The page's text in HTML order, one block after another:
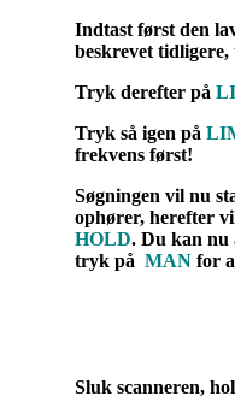
Indtast først den
beskrevet
Tryk derefter på
Tryk så igen på
frekvens først!
Søgningen vil nu
ophører, herefter
HOLD. Du kan nu
tryk på MANfor
Sluk scanneren,